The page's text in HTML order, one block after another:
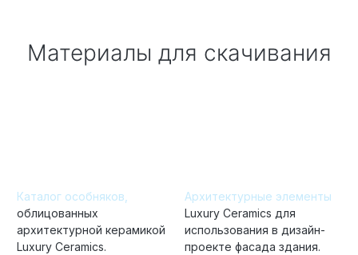
Материалы для скачивания
Каталог особняков,
облицованных
архитектурной керамикой
Luxury Ceramics.
Архитектурные элементы
Luxury Ceramics для
использования в дизайн-
проекте фасада здания.